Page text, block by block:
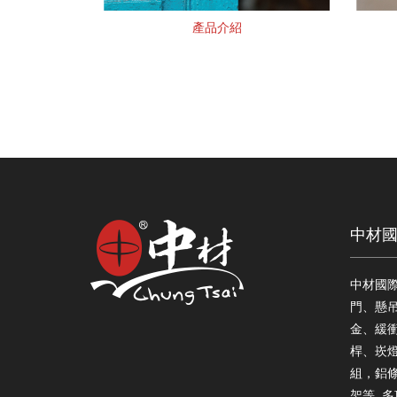
產品介紹
中材
中材國
門、懸
金、緩
桿、崁
組，鋁